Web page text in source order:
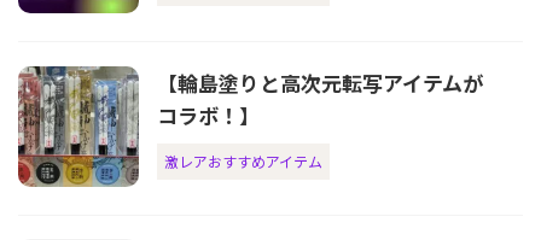
【輪島塗りと高次元転写アイテムが
コラボ！】
激レアおすすめアイテム